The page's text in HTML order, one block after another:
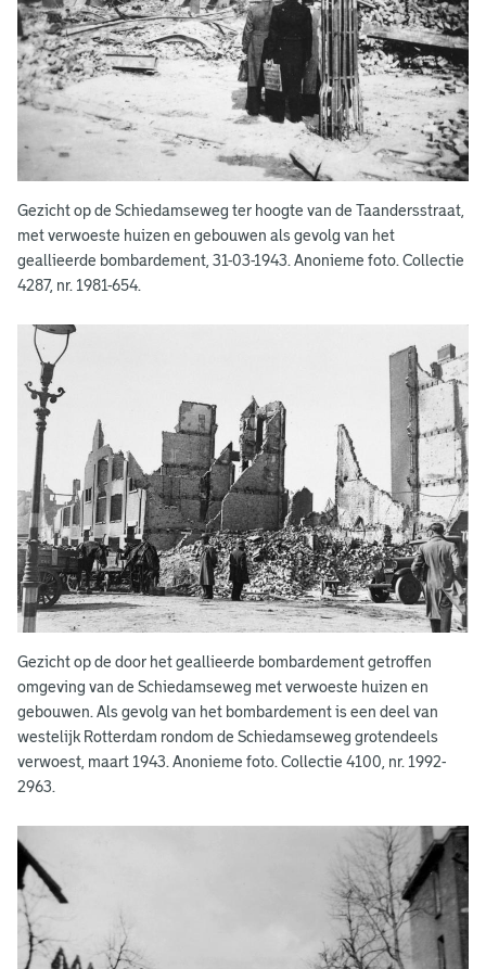
t
e
r
n
)
g
e
t
e
b
o
m
b
r
e
m
e
n
t
Gezicht op de Schiedamseweg ter hoogte van de Taandersstraat,
met verwoeste huizen en gebouwen als gevolg van het
geallieerde bombardement, 31-03-1943. Anonieme foto. Collectie
4287, nr. 1981-654.
Gezicht op de door het geallieerde bombardement getroffen
omgeving van de Schiedamseweg met verwoeste huizen en
gebouwen. Als gevolg van het bombardement is een deel van
westelijk Rotterdam rondom de Schiedamseweg grotendeels
verwoest, maart 1943. Anonieme foto. Collectie 4100, nr. 1992-
2963.